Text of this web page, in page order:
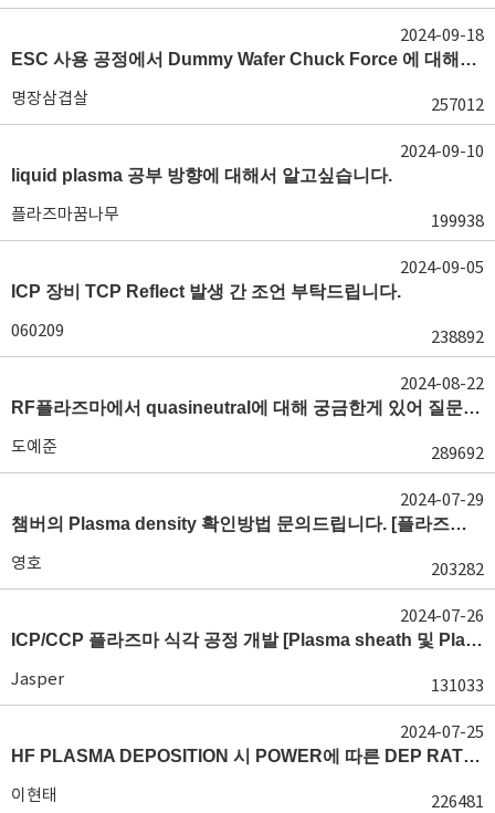
ESC 사용 공정에서 Dummy Wafer Chuck Force 에 대해서 궁급합니다
명장삼겹살 257012
2024-09-18
liquid plasma 공부 방향에 대해서 알고싶습니다.
플라즈마꿈나무 199938
2024-09-10
ICP 장비 TCP Reflect 발생 간 조언 부탁드립니다.
060209 238892
2024-09-05
RF플라즈마에서 quasineutral에 대해 궁금한게 있어 질문글 올립니다.[quasineutral]
도예준 289692
2024-08-22
챔버의 Plasma density 확인방법 문의드립니다. [플라즈마 모니터링, OES, LP]
영호 203282
2024-07-29
ICP/CCP 플라즈마 식각 공정 개발 [Plasma sheath 및 Plasma generation]
Jasper 131033
2024-07-26
HF PLASMA DEPOSITION 시 POWER에 따른 DEP RATE 변화 [장비 플라즈마, Rate constant]
이현태 226481
2024-07-25